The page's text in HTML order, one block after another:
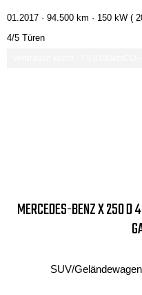
01.2017 · 94.500 km · 150 kW (
4/5 Türen
MERCEDES-BENZ X 250 D
SUV/